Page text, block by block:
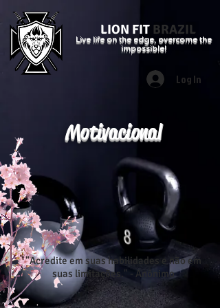
LION FIT BRAZIL
Live life on the edge, overcome the
impossible!
Log In
Motivacional
"Acredite em suas habilidades e não em
suas limitações." - Anônimo